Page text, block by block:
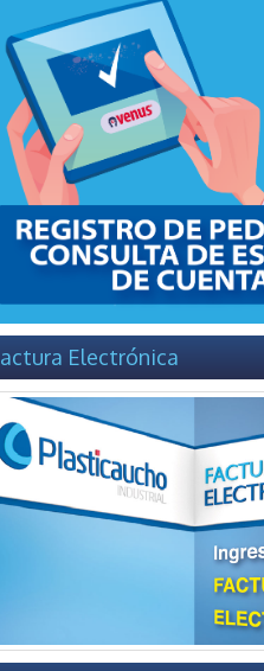
Electrónica